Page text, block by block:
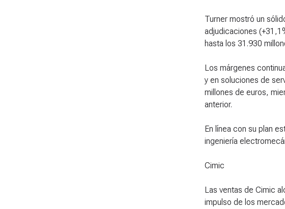
Turner mostró un
adjudicaciones
hasta los 31.930
Los márgenes
y en soluciones de
millones de euros,
anterior.
En línea con su plan
ingeniería
Cimic
Las ventas de Cimic
impulso de los